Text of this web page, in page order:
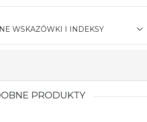
WSKAZÓWKI I INDEKSY
PRODUKTY